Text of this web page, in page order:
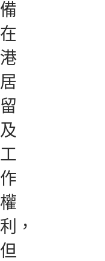
備
在
港
居
留
及
工
作
權
利，
但